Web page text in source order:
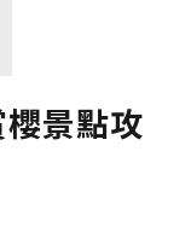
景點攻